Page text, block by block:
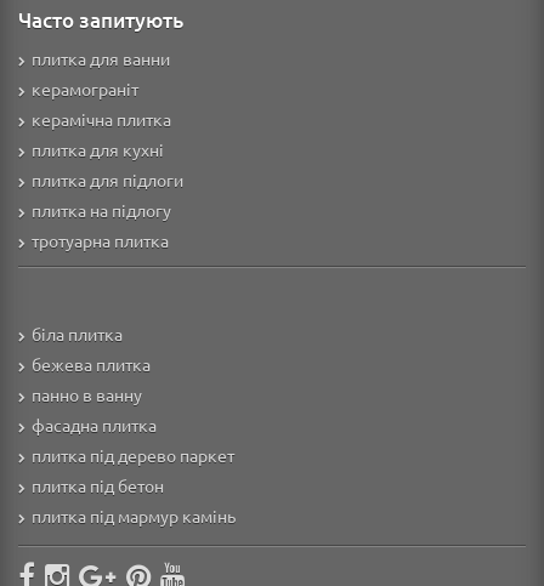
Часто запитують
плитка для ванни
керамограніт
керамічна плитка
плитка для кухні
плитка для підлоги
плитка на підлогу
тротуарна плитка
біла плитка
бежева плитка
панно в ванну
фасадна плитка
плитка під дерево паркет
плитка під бетон
плитка під мармур камінь